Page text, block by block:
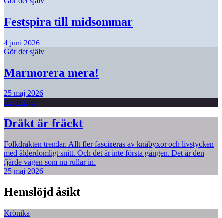
Festspira till midsommar
4 juni 2026
Gör det själv
Marmorera mera!
25 maj 2026
Reportage
Dräkt är fräckt
Folkdräkten trendar. Allt fler fascineras av knäbyxor och livstycken
med ålderdomligt snitt. Och det är inte första gången. Det är den
fjärde vågen som nu rullar in.
25 maj 2026
Hemslöjd åsikt
Krönika